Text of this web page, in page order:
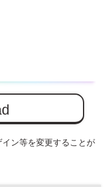
ン等を変更することが